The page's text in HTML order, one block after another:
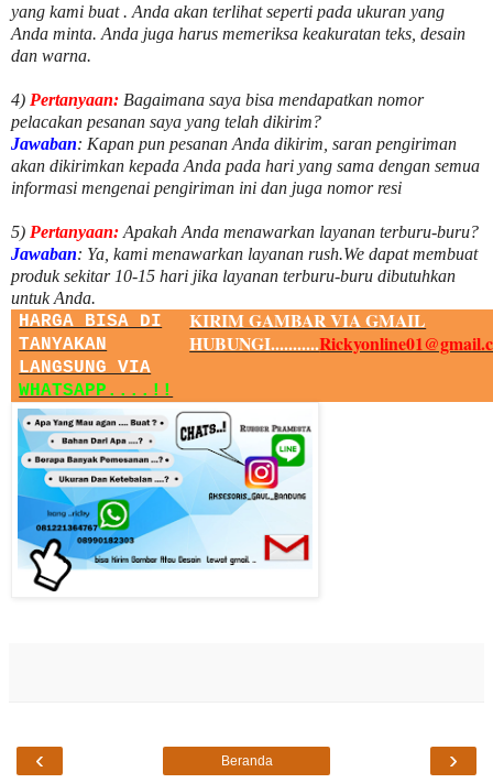
yang kami buat . Anda akan terlihat seperti pada ukuran yang
Anda minta. Anda juga harus memeriksa keakuratan teks, desain
dan warna.
4) Pertanyaan: Bagaimana saya bisa mendapatkan nomor
pelacakan pesanan saya yang telah dikirim?
Jawaban: Kapan pun pesanan Anda dikirim, saran pengiriman
akan dikirimkan kepada Anda pada hari yang sama dengan semua
informasi mengenai pengiriman ini dan juga nomorresi
5) Pertanyaan: Apakah Anda menawarkan layanan terburu-buru?
Jawaban: Ya, kami menawarkan layanan rush.We dapat membuat
produk sekitar 10-15 hari jika layanan terburu-buru dibutuhkan
untuk Anda.
HARGA BISA DI
TANYAKAN
LANGSUNG VIA
WHATSAPP....!!
KIRIM GAMBAR VIA GMAIL
HUBUNGI...........
‹ ›
Beranda